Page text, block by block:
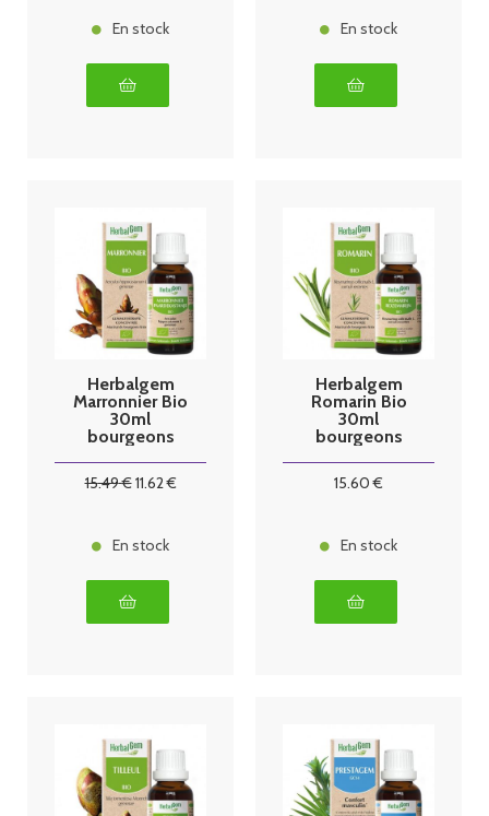
En stock En stock
Herbalgem
Marronnier Bio
30ml
bourgeons
15.49€11.62€
En stock
Herbalgem
Romarin Bio
30ml
bourgeons
15.60 €
En stock